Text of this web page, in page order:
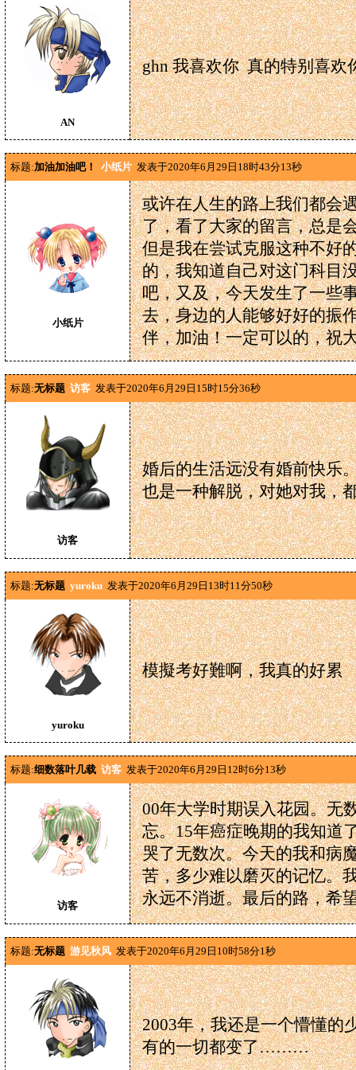
AN
ghn 我喜欢你 真的特别喜欢
标题:加油加油吧！ 小纸片 发表于2020年6月29日18时43分13秒
小纸片
或许在人生的路上我们都会
了，看了大家的留言，总是
但是我在尝试克服这种不好
的，我知道自己对这门科目
吧，又及，今天发生了一些
去，身边的人能够好好的振
伴，加油！一定可以的，祝
标题:无标题 访客 发表于2020年6月29日15时15分36秒
访客
婚后的生活远没有婚前快乐
也是一种解脱，对她对我，
标题:无标题 yuroku 发表于2020年6月29日13时11分50秒
yuroku
模擬考好難啊，我真的好累
标题:细数落叶几载 访客 发表于2020年6月29日12时6分13秒
访客
00年大学时期误入花园。无
忘。15年癌症晚期的我知道
哭了无数次。今天的我和病
苦，多少难以磨灭的记忆。
永远不消逝。最后的路，希
标题:无标题 游见秋风 发表于2020年6月29日10时58分1秒
2003年，我还是一个懵懂
有的一切都变了………